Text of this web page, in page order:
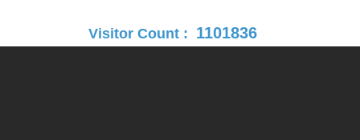
Visitor Count : 1101836